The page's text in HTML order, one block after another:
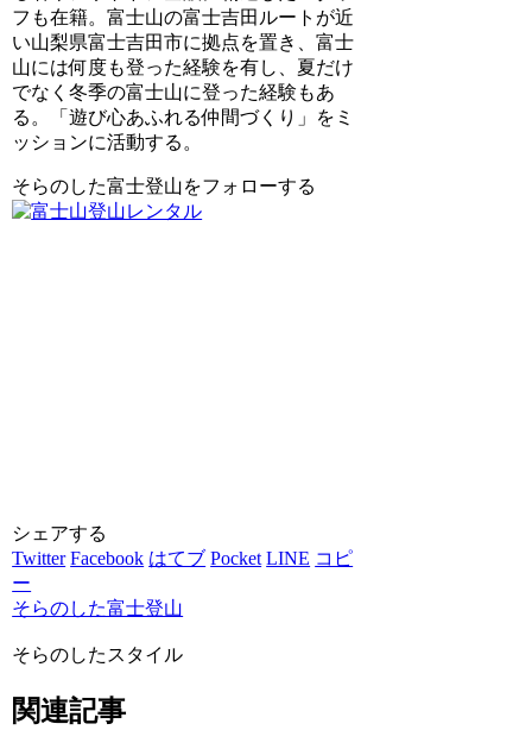
フも在籍。富士山の富士吉田ルートが近
い山梨県富士吉田市に拠点を置き、富士
山には何度も登った経験を有し、夏だけ
でなく冬季の富士山に登った経験もあ
る。「遊び心あふれる仲間づくり」をミ
ッションに活動する。
そらのした富士登山をフォローする
シェアする
Twitter Facebook はてブ Pocket LINE コピ
ー
そらのした富士登山
そらのしたスタイル
関連記事